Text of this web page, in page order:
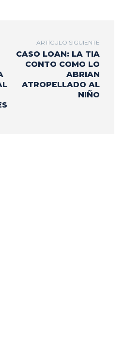
ARTÍCULO SIGUIENTE
CASO LOAN: LA TIA
CONTO COMO LO
ABRIAN
ATROPELLADO AL
NIÑO